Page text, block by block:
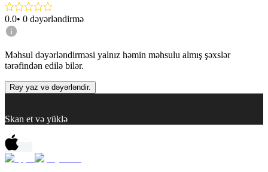
0.0• 0 dəyərləndirmə
Məhsul dəyərləndirməsi yalnız həmin məhsulu almış şəxslər
tərəfindən edilə bilər.
Rəy yaz və dəyərləndir.
Skan et və yüklə